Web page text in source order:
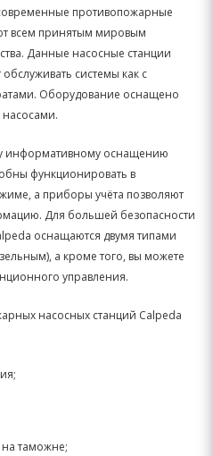
противопожарные
всем принятым мировым
Данные насосные станции
системы как с
Оборудование оснащено
информативному оснащению
функционировать в
а приборы учёта позволяют
Для большей безопасности
оснащаются двумя типами
а кроме того, вы можете
управления.
насосных станций Calpeda
таможне;